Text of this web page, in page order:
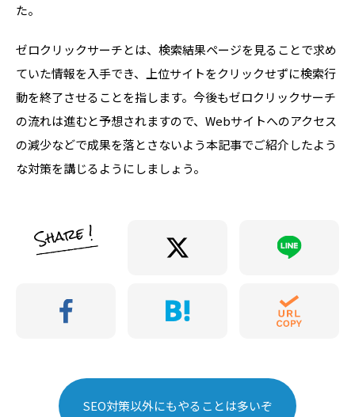
た。
ゼロクリックサーチとは、検索結果ページを見ることで求め
ていた情報を入手でき、上位サイトをクリックせずに検索行
動を終了させることを指します。今後もゼロクリックサーチ
の流れは進むと予想されますので、Webサイトへのアクセス
の減少などで成果を落とさないよう本記事でご紹介したよう
な対策を講じるようにしましょう。
SEO対策以外にもやることは多いぞ